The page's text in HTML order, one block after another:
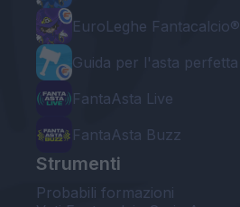
EuroLeghe Fantacalcio®
Guida per l'asta perfetta
FantaAsta Live
FantaAsta Buzz
Strumenti
Probabili formazioni